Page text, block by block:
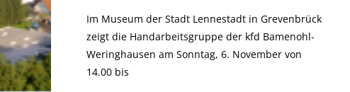
Im Museum der Stadt Lennestadt in Grevenbrück
zeigt die Handarbeitsgruppe der kfd Bamenohl-
Weringhausen am Sonntag, 6. November von
14.00 bis